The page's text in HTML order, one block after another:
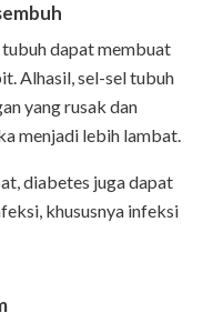
dapat membuat
Alhasil, sel-sel tubuh
yang rusak dan
menjadi lebih lambat.
diabetes juga dapat
khususnya infeksi